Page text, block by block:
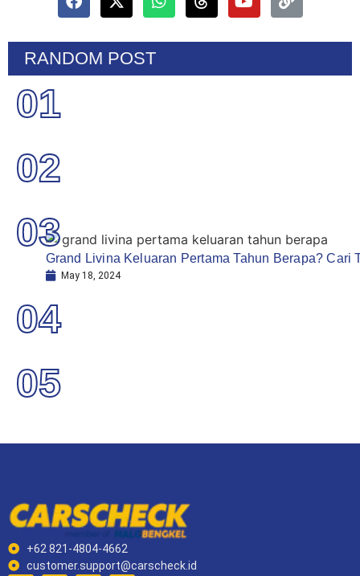
RANDOM POST
01
02
Grand Livina Keluaran Pertama Tahun Berapa? Cari
May 18, 2024
03
04
05
+62 821-4804-4662
customer.support@carscheck.id